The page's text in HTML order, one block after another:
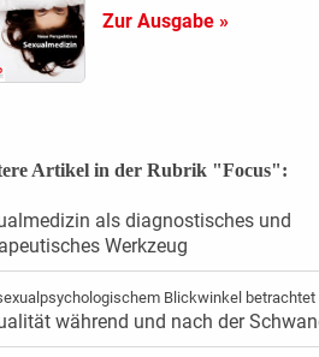
Zur Ausgabe »
Artikel in der Rubrik "Focus":
als diagnostisches und
Werkzeug
Blickwinkel betrachtet
während und nach der